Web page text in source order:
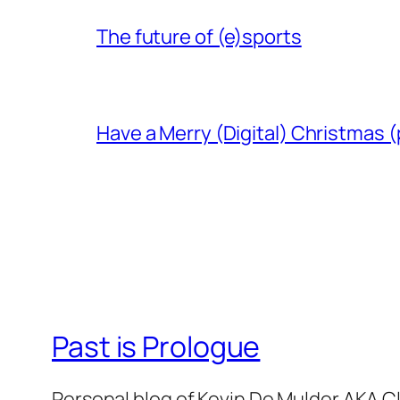
The future of (e)sports
Have a Merry (Digital) Christmas
Past is Prologue